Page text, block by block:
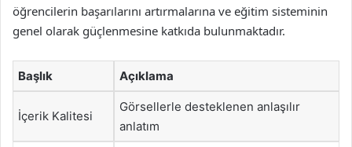
öğrencilerin başarılarını artırmalarına ve eğitim sisteminin
genel olarak güçlenmesine katkıda bulunmaktadır.
Başlık Açıklama
İçerik Kalitesi
Görsellerle desteklenen anlaşılır
anlatım